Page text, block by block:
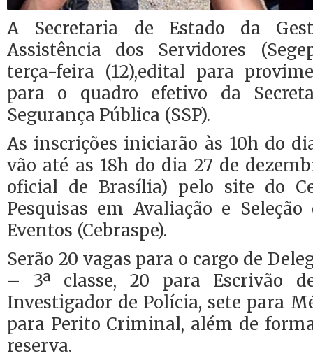
A Secretaria de Estado da
Assistência dos Servidores
terça-feira (12),edital para
para o quadro efetivo da
Segurança Pública (SSP).
As inscrições iniciarão às 10h do
vão até as 18h do dia 27 de
oficial de Brasília) pelo site do
Pesquisas em Avaliação e
Eventos (Cebraspe).
Serão 20 vagas para o cargo de
– 3ª classe, 20 para Escrivão
Investigador de Polícia, sete para
para Perito Criminal, além de
reserva.